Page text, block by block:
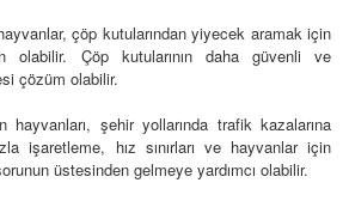
çöp kutularından yiyecek aramak için
olabilir. Çöp kutularının daha güvenli ve
çözüm olabilir.
hayvanları, şehir yollarında trafik kazalarına
işaretleme, hız sınırları ve hayvanlar için
üstesinden gelmeye yardımcı olabilir.